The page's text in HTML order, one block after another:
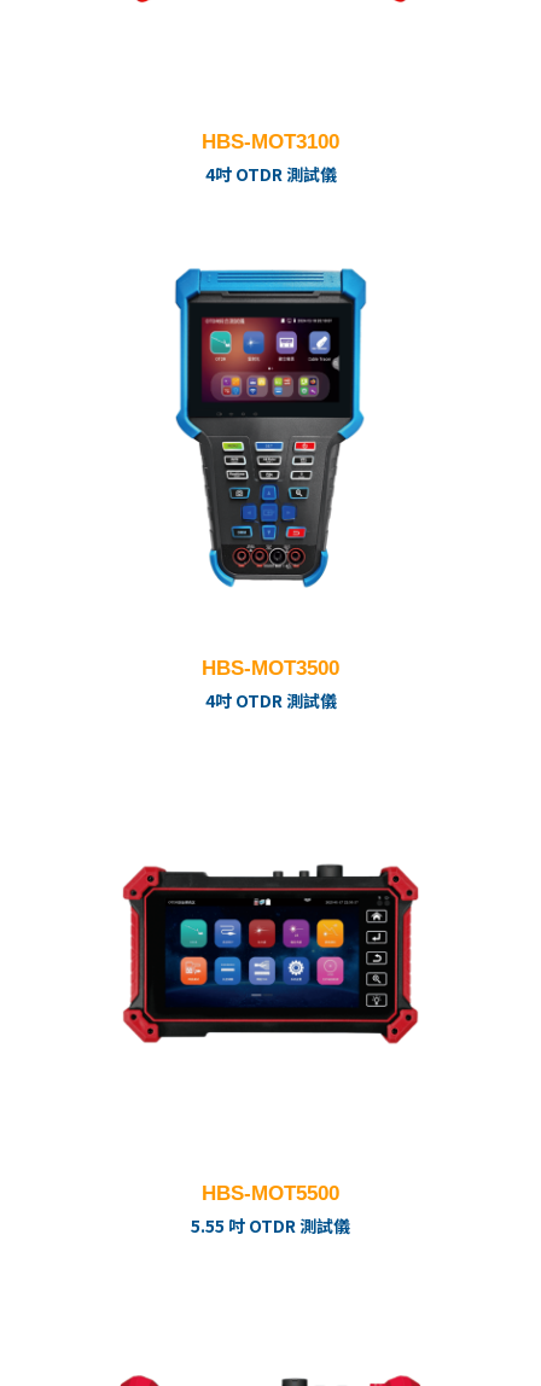
HBS-MOT3100
4吋 OTDR 測試儀
HBS-MOT3500
4吋 OTDR 測試儀
HBS-MOT5500
5.55 吋 OTDR 測試儀